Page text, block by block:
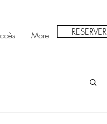
More RESERVER